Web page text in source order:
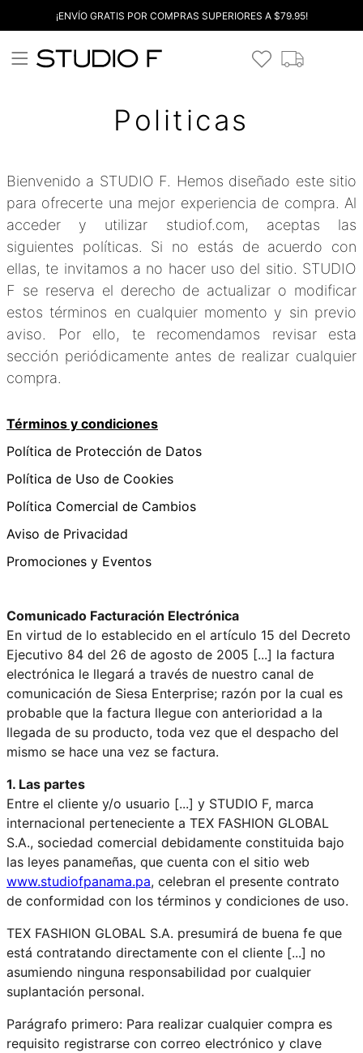
¡ENVÍO GRATIS POR COMPRAS SUPERIORES A $79.95!
Politicas
Bienvenido a STUDIO F. Hemos diseñado este sitio
para ofrecerte una mejor experiencia de compra. Al
acceder y utilizar studiof.com, aceptas las
siguientes políticas. Si no estás de acuerdo con
ellas, te invitamos a no hacer uso del sitio. STUDIO
F se reserva el derecho de actualizar o modificar
estos términos en cualquier momento y sin previo
aviso. Por ello, te recomendamos revisar esta
sección periódicamente antes de realizar cualquier
compra.
Términos y condiciones
Política de Protección de Datos
Política de Uso de Cookies
Política Comercial de Cambios
Aviso de Privacidad
Promociones y Eventos
Comunicado Facturación Electrónica
En virtud de lo establecido en el artículo 15 del Decreto
Ejecutivo 84 del 26 de agosto de 2005 [...] la factura
electrónica le llegará a través de nuestro canal de
comunicación de Siesa Enterprise; razón por la cual es
probable que la factura llegue con anterioridad a la
llegada de su producto, toda vez que el despacho del
mismo se hace una vez se factura.
1. Las partes
Entre el cliente y/o usuario [...] y STUDIO F, marca
internacional perteneciente a TEX FASHION GLOBAL
S.A., sociedad comercial debidamente constituida bajo
las leyes panameñas, que cuenta con el sitio web
www.studiofpanama.pa, celebran el presente contrato
de conformidad con los términos y condiciones de uso.
TEX FASHION GLOBAL S.A. presumirá de buena fe que
está contratando directamente con el cliente [...] no
asumiendo ninguna responsabilidad por cualquier
suplantación personal.
Parágrafo primero: Para realizar cualquier compra es
requisito registrarse con correo electrónico y clave